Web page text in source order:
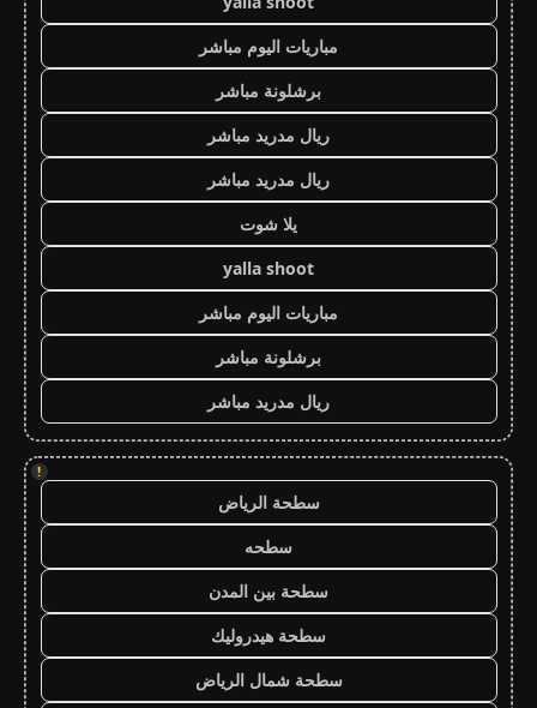
مباريات اليوم مباشر
برشلونة مباشر
ريال مدريد مباشر
ريال مدريد مباشر
يلا شوت
yalla shoot
مباريات اليوم مباشر
برشلونة مباشر
ريال مدريد مباشر
!
سطحة الرياض
سطحه
سطحة بين المدن
سطحة هيدروليك
سطحة شمال الرياض